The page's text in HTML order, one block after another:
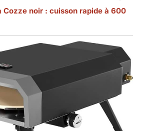
Cozze noir : cuisson rapide à 600